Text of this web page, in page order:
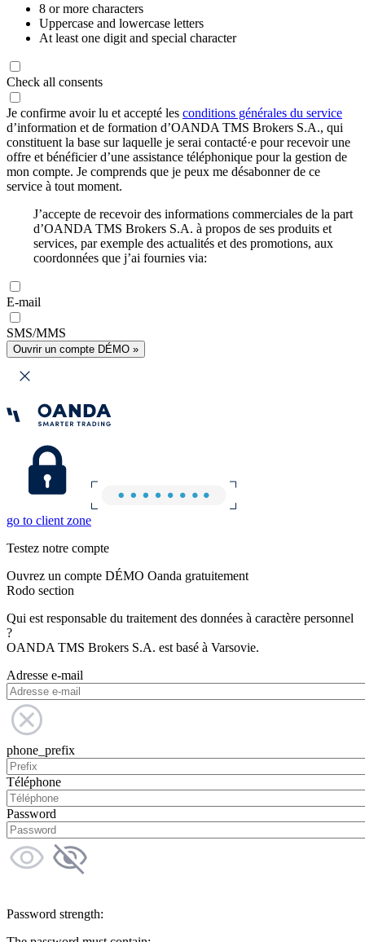
8 or more characters
Uppercase and lowercase letters
At least one digit and special character
Check all consents
Je confirme avoir lu et accepté les conditions générales du service
d’information et de formation d’OANDA TMS Brokers S.A., qui
constituent la base sur laquelle je serai contacté·e pour recevoir une
offre et bénéficier d’une assistance téléphonique pour la gestion de
mon compte. Je comprends que je peux me désabonner de ce
service à tout moment.
J’accepte de recevoir des informations commerciales de la part
d’OANDA TMS Brokers S.A. à propos de ses produits et
services, par exemple des actualités et des promotions, aux
coordonnées que j’ai fournies via:
E-mail
SMS/MMS
Ouvrir un compte DÉMO »
go to client zone
Testez notre compte
Ouvrez un compte DÉMO Oanda gratuitement
Rodo section
Qui est responsable du traitement des données à caractère personnel
?
OANDA TMS Brokers S.A. est basé à Varsovie.
Adresse e-mail
phone_prefix
Téléphone
Password
Password strength: